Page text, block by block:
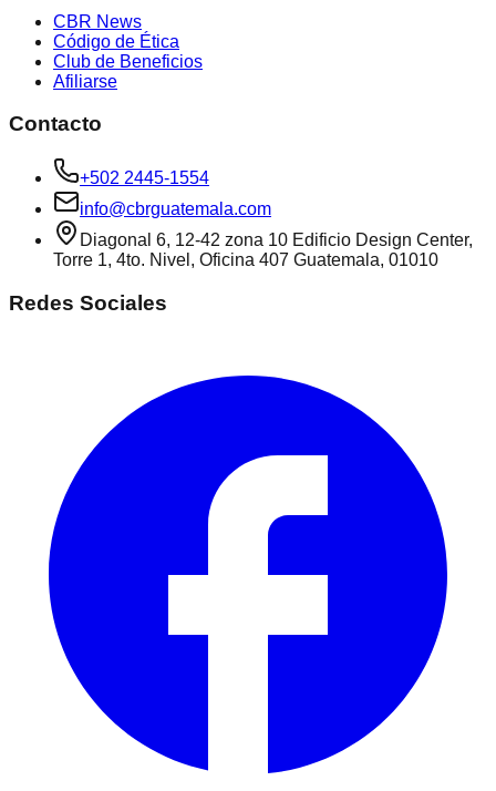
CBR News
Código de Ética
Club de Beneficios
Afiliarse
Contacto
+502 2445-1554
info@cbrguatemala.com
Diagonal 6, 12-42 zona 10 Edificio Design Center,
Torre 1, 4to. Nivel, Oficina 407 Guatemala, 01010
Redes Sociales